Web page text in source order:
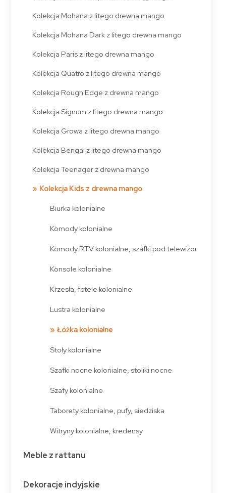
Kolekcja Mohana z litego drewna mango
Kolekcja Mohana Dark z litego drewna mango
Kolekcja Paris z litego drewna mango
Kolekcja Quatro z litego drewna mango
Kolekcja Rough Edge z drewna mango
Kolekcja Signum z litego drewna mango
Kolekcja Growa z litego drewna mango
Kolekcja Bengal z litego drewna mango
Kolekcja Teenager z drewna mango
Kolekcja Kids z drewna mango
Biurka kolonialne
Komody kolonialne
Komody RTV kolonialne, szafki pod telewizor
Konsole kolonialne
Krzesła, fotele kolonialne
Lustra kolonialne
Łóżka kolonialne
Stoły kolonialne
Szafki nocne kolonialne, stoliki nocne
Szafy kolonialne
Taborety kolonialne, pufy, siedziska
Witryny kolonialne, kredensy
Meble z rattanu
Dekoracje indyjskie